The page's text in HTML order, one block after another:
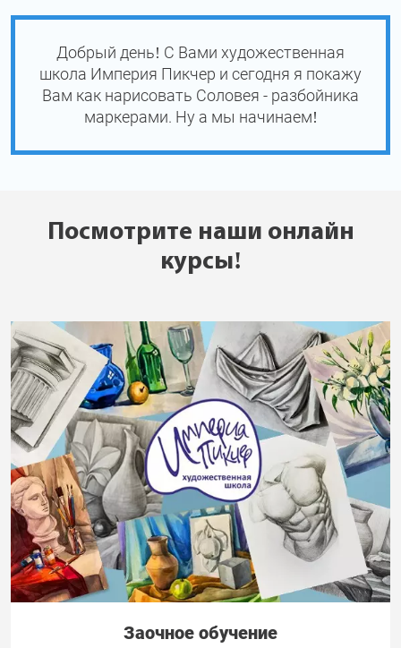
Добрый день! С Вами художественная
школа Империя Пикчер и сегодня я покажу
Вам как нарисовать Соловея - разбойника
маркерами. Ну а мы начинаем!
Посмотрите наши онлайн
курсы!
Заочное обучение